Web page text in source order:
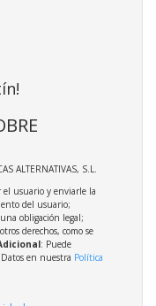
ALTERNATIVAS, S.L.
el usuario y enviarle la
del usuario;
obligación legal;
derechos, como se
: Puede
en nuestra Política